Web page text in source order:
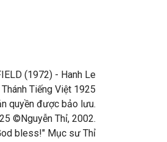
(1972) - Hanh Le
Thánh Tiếng Việt 1925
quyền được bảo lưu.
©Nguyễn Thỉ, 2002.
bless!" Mục sư Thỉ